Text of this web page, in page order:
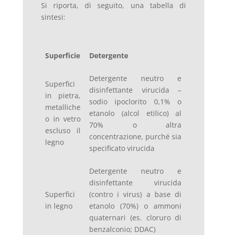
Si riporta, di seguito, una tabella di
sintesi:
Superficie Detergente
Superfici
in pietra,
metalliche
o in vetro
escluso il
legno
Detergente neutro e
disinfettante virucida –
sodio ipoclorito 0,1% o
etanolo (alcol etilico) al
70% o altra
concentrazione, purché sia
specificato virucida
Superfici
in legno
Detergente neutro e
disinfettante virucida
(contro i virus) a base di
etanolo (70%) o ammoni
quaternari (es. cloruro di
benzalconio; DDAC)